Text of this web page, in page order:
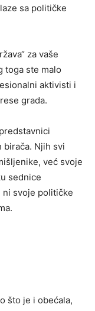
sa političke
za vaše
toga ste malo
aktivisti i
grada.
Njih svi
već svoje
sednice
ni svoje političke
što je i obećala,